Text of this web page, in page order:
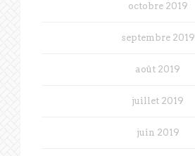
octobre 2019
septembre 2019
août 2019
juillet 2019
juin 2019